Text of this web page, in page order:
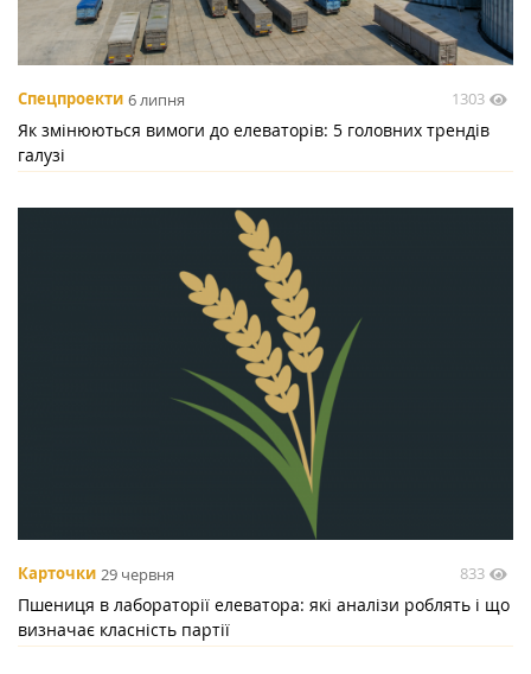
Спецпроекти 6 липня 1303
Як змінюються вимоги до елеваторів: 5 головних трендів
галузі
Карточки 29 червня 833
Пшениця в лабораторії елеватора: які аналізи роблять і що
визначає класність партії